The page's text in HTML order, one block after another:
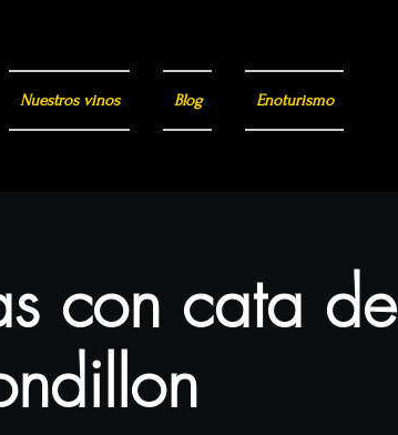
con cata de
Nuestros vinos Blog Enoturismo